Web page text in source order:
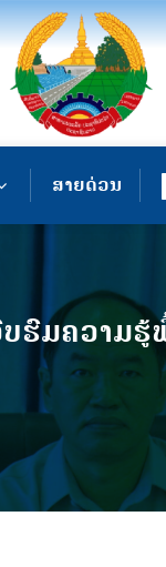
ສາຍດ່ວນ
ຮົມຄວາມຮູ້